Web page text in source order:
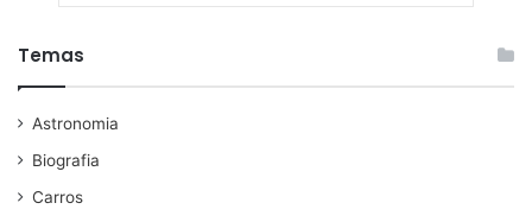
Temas
Astronomia
Biografia
Carros